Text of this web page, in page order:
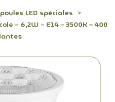
LED spéciales
– 6,2W – E14 – 3500K – 400